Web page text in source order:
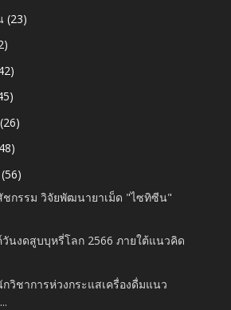
(23)
(26)
(56)
ชกรรม วิจัยพัฒนายาเม็ด "ไซทิซีน"
นงดสูบบุหรี่โลก 2566 ภายใต้แนวคิด
วิชาการห่วงกระแสเครื่องดื่มแนว